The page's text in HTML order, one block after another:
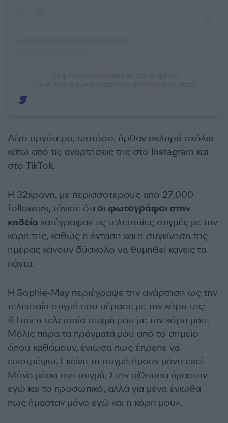
Λίγο αργότερα, ωστόσο, ήρθαν σκληρά σχόλια
κάτω από τις αναρτήσεις της στο Instagram και
στο TikTok.
Η 32χρονη, με περισσότερους από 27.000
followers, τόνισε ότι οι φωτογράφοι στην
κηδεία κατέγραψαν τις τελευταίες στιγμές με την
κόρη της, καθώς η ένταση και η συγκίνηση της
ημέρας κάνουν δύσκολο να θυμηθεί κανείς τα
πάντα.
Η Sophie-May περιέγραψε την ανάρτηση ως την
τελευταία στιγμή που πέρασε με την κόρη της:
«Ήταν η τελευταία στιγμή μου με την κόρη μου.
Μόλις πήρα τα πράγματά μου από το σημείο
όπου καθόμουν, ένιωσα πως έπρεπε να
επιστρέψω. Εκείνη τη στιγμή ήμουν μόνο εκεί.
Μόνο μέσα στη στιγμή. Στην αίθουσα ήμασταν
εγώ και το προσωπικό, αλλά για μένα ένιωθα
πως ήμασταν μόνο εγώ και η κόρη μου».